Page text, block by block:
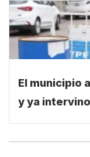
El municipio
y ya